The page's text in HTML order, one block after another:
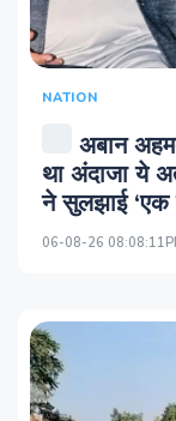
NATION
अबान
था अंदाजा ये
ने सुलझाई ‘एक
06-08-26